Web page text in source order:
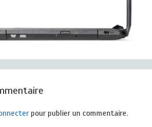
pour publier un commentaire.